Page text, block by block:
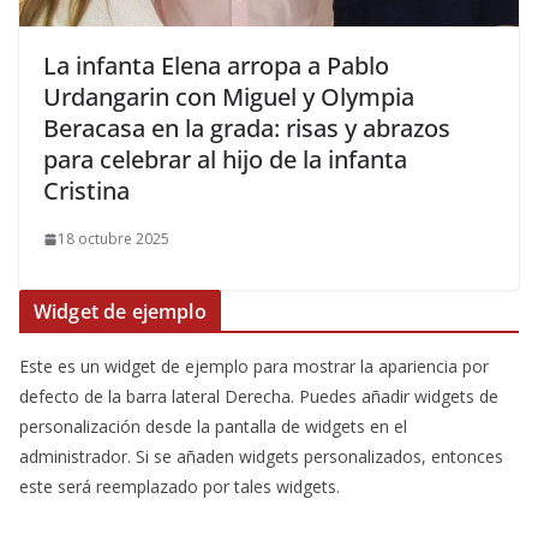
​La infanta Elena arropa a Pablo
Urdangarin con Miguel y Olympia
Beracasa en la grada: risas y abrazos
para celebrar al hijo de la infanta
Cristina
18 octubre 2025
Widget de ejemplo
Este es un widget de ejemplo para mostrar la apariencia por
defecto de la barra lateral Derecha. Puedes añadir widgets de
personalización desde la pantalla de widgets en el
administrador. Si se añaden widgets personalizados, entonces
este será reemplazado por tales widgets.